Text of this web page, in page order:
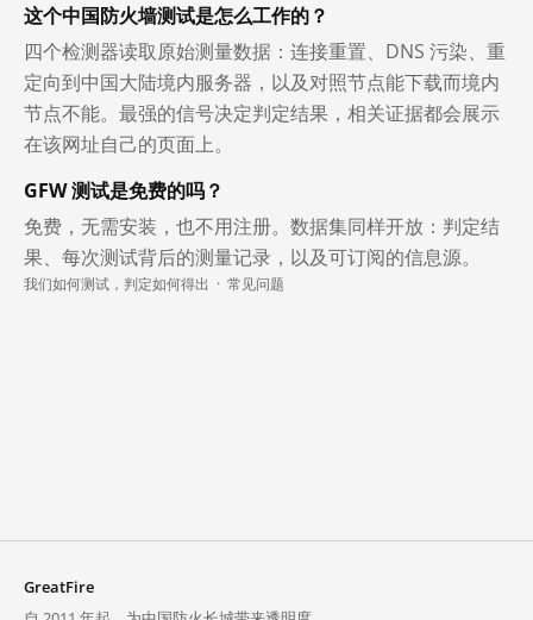
这个中国防火墙测试是怎么工作的？
四个检测器读取原始测量数据：连接重置、DNS 污染、重
定向到中国大陆境内服务器，以及对照节点能下载而境内
节点不能。最强的信号决定判定结果，相关证据都会展示
在该网址自己的页面上。
GFW 测试是免费的吗？
免费，无需安装，也不用注册。数据集同样开放：判定结
果、每次测试背后的测量记录，以及可订阅的信息源。
我们如何测试，判定如何得出 · 常见问题
GreatFire